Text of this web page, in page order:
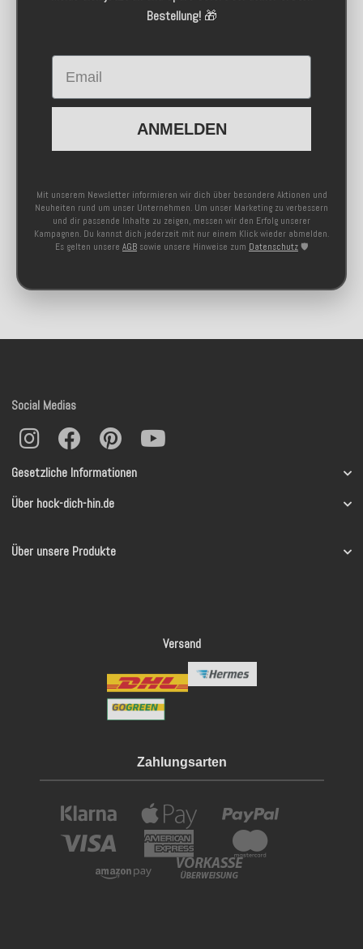
Bestellung!🎁
Email
ANMELDEN
Mit unserem Newsletter informieren wir dich über besondere Aktionen und
Neuheiten rund um unser Unternehmen. Um unser Marketing zu verbessern
und dir passende Inhalte zu zeigen, messen wir den Erfolg unserer
Kampagnen. Du kannst dich jederzeit mit nur einem Klick wieder abmelden.
Es gelten unsere AGB sowie unsere Hinweise zum Datenschutz 🛡️
Gesetzliche Informationen
Über hock-dich-hin.de
Über unsere Produkte
Social Medias
Versand
Zahlungsarten